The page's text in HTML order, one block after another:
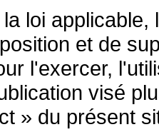
loi
et de
l'exercer,
visé
» du présent